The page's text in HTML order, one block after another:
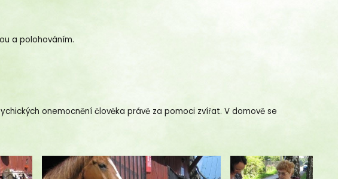
a polohováním.
onemocnění člověka právě za pomoci zvířat. V domově se